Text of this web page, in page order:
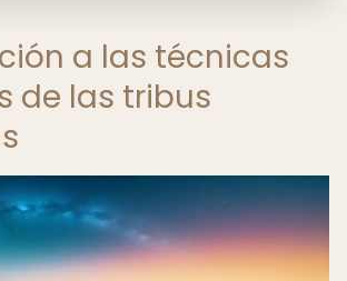
a las técnicas
de las tribus